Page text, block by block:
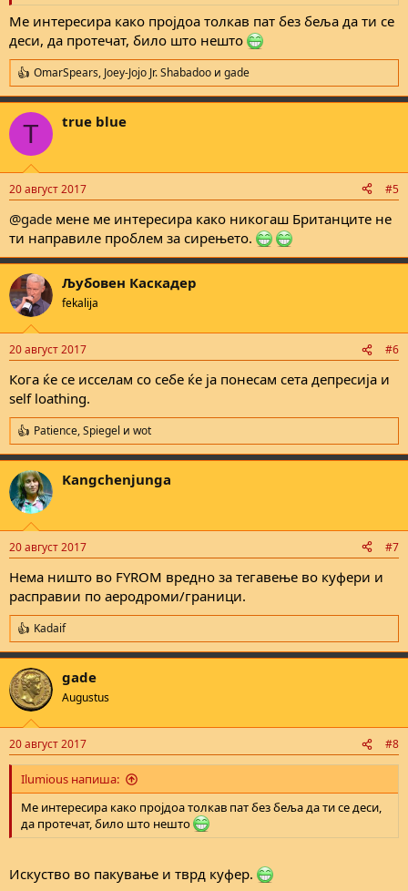
Ме интересира како пројдоа толкав пат без беља да ти се
деси, да протечат, било што нешто
R
e
a
c
i
s
OmarSpears, Joey-Jojo Jr. Shabadoo и gade
T true blue
20 август 2017 #5
@gade мене ме интересира како никогаш Британците не
ти направиле проблем за сирењето.
Љубовен Каскадер
fekalija
20 август 2017 #6
Кога ќе се исселам со себе ќе ја понесам сета депресија и
self loathing.
R
e
a
c
t
i
s
Patience,Spiegel и wot
Kangchenjunga
20 август 2017 #7
Нема ништо во FYROM вредно за тегавење во куфери и
расправии по аеродроми/граници.
R
e
a
c
t
i
s
:
Kadaif
gade
Augustus
20 август 2017 #8
Ilumious напиша:
Ме интересира како пројдоа толкав пат без беља да ти се деси,
да протечат, било што нешто
Искуство во пакување и тврд куфер.